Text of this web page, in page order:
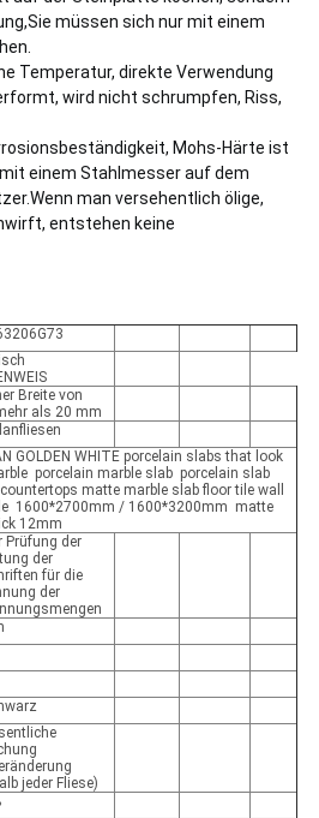
müssen sich nur mit einem
Temperatur, direkte Verwendung
wird nicht schrumpfen, Riss,
Mohs-Härte ist
einem Stahlmesser auf dem
Wenn man versehentlich ölige,
entstehen keine
Breite von
als 20 mm
GOLDEN WHITE porcelain slabs that look
porcelain marble slab porcelain slab
matte marble slab floor tile wall
1600*2700mm / 1600*3200mm matte
12mm
Prüfung der
der
für die
der
jeder Fliese)